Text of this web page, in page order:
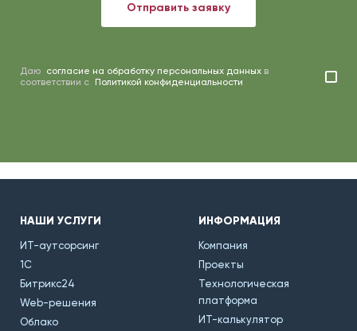
Отправить заявку
Даю согласие на обработку персональных данных в
соответствии с Политикой конфиденциальности
НАШИ УСЛУГИ
ИТ-аутсорсинг
1С
Битрикс24
Web-решения
Облако
ИНФОРМАЦИЯ
Компания
Проекты
Технологическая
платформа
ИТ-калькулятор